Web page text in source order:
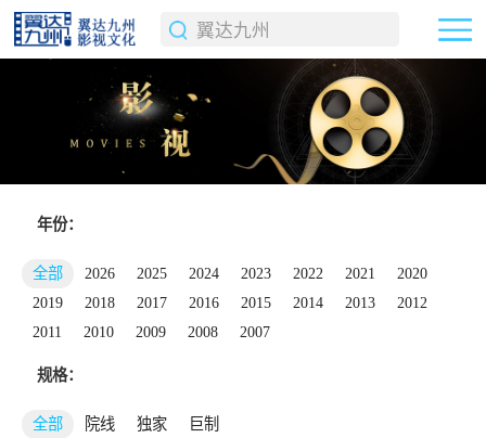
年份：
全部 2026 2025 2024 2023 2022 2021
2020
2019
2018 2017 2016 2015 2014 2013
2012
2011
2010 2009 2008 2007
规格：
全部 院线 独家 巨制